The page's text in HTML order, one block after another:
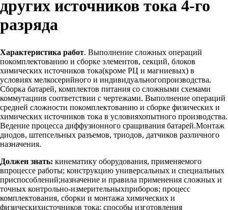
других источников тока 4-го
разряда
Характеристика работ. Выполнение сложных операций
покомплектованию и сборке элементов, секций, блоков
химических источников тока(кроме РЦ и магниевых) в
условиях мелкосерийного и индивидуальногопроизводства.
Сборка батарей, комплектов питания со сложными схемами
коммутациив соответствии с чертежами. Выполнение операций
средней сложности покомплектованию и сборке физических и
химических источников тока в условияхопытного производства.
Ведение процесса диффузионного сращивания батарей.Монтаж
диодов, штепсельных разъемов, триодов, датчиков различного
назначения.
Должен знать: кинематику оборудования, применяемого
впроцессе работы; конструкцию универсальных и специальных
приспособлений;назначение и правила применения сложных и
точных контрольно-измерительныхприборов; процесс
комплектования, сборки и монтажа химических и
физическихисточников тока; способы изготовления